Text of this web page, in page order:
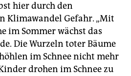
hier durch den
Klimawandel Gefahr. „Mit
im Sommer wächst das
Die Wurzeln toter Bäume
im Schnee nicht mehr
drohen im Schnee zu